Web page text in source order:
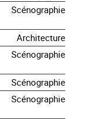
Scénographie
Architecture
Scénographie
Scénographie
Scénographie